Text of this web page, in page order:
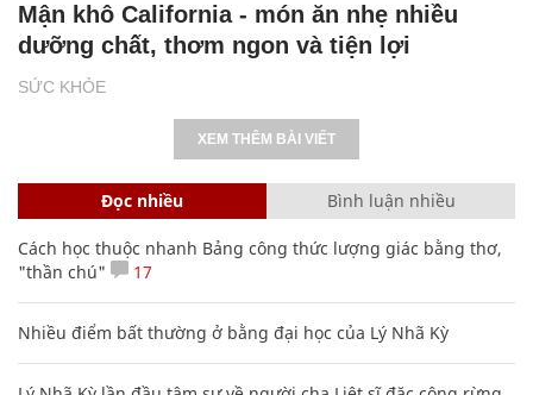
SỨC KHỎE
Mận khô California - món ăn nhẹ nhiều
dưỡng chất, thơm ngon và tiện lợi
XEM THÊM BÀI VIẾT
Đọc nhiều Bình luận nhiều
Cách học thuộc nhanh Bảng công thức lượng giác bằng thơ,
"thần chú"
17
Nhiều điểm bất thường ở bằng đại học của Lý Nhã Kỳ